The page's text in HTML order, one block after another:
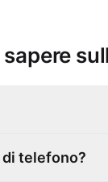
di telefono?